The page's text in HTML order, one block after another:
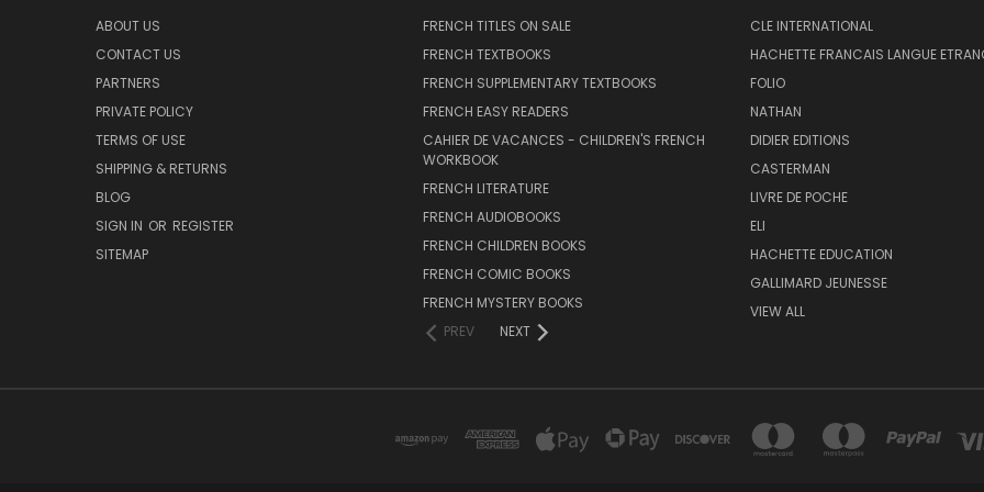
ABOUT US
CONTACT US
PARTNERS
PRIVATE POLICY
TERMS OF USE
SHIPPING & RETURNS
BLOG
SIGN IN OR REGISTER
SITEMAP
FRENCH TITLES ON SALE
FRENCH TEXTBOOKS
FRENCH SUPPLEMENTARY TEXTBOOKS
FRENCH EASY READERS
CAHIER DE VACANCES - CHILDREN'S FRENCH
WORKBOOK
FRENCH LITERATURE
FRENCH AUDIOBOOKS
FRENCH CHILDREN BOOKS
FRENCH COMIC BOOKS
FRENCH MYSTERY BOOKS
PREV
NEXT
CLE INTERNATIONAL
HACHETTE FRANCAIS LANGUE
FOLIO
NATHAN
DIDIER EDITIONS
CASTERMAN
LIVRE DE POCHE
ELI
HACHETTE EDUCATION
GALLIMARD JEUNESSE
VIEW ALL